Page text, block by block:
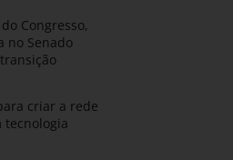
Congresso,
no Senado
criar a rede